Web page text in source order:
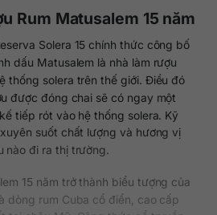
Rum Matusalem 15 năm
Solera 15 chính thức công bố
dấu Matusalem là nhà làm rượu
thống solera trên thế giới. Điều đó
được đóng chai sẽ có ngay một
tiếp rót vào hệ thống solera. Kỹ
suốt chất lượng và hương vị
nào đi ra thị trường.
15 năm trở thành biểu tượng của
dòng rum Cuba cổ điển, cao cấp